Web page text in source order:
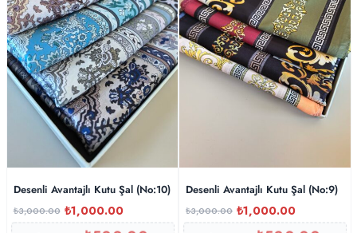
Desenli Avantajlı Kutu Şal (No:10)
₺3,000.00 ₺1,000.00
Desenli Avantajlı Kutu Şal (No:9)
₺3,000.00 ₺1,000.00